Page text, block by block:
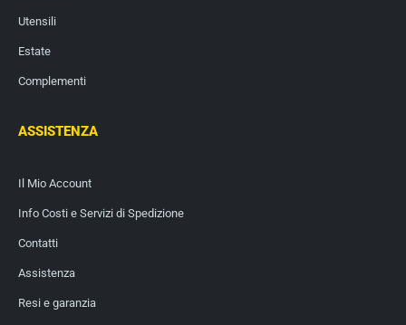
Utensili
Estate
Complementi
ASSISTENZA
Il Mio Account
Info Costi e Servizi di Spedizione
Contatti
Assistenza
Resi e garanzia